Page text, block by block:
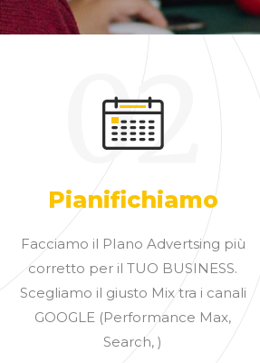
Pianifichiamo
02
Facciamo il PIano Advertsing più
corretto per il TUO BUSINESS.
Scegliamo il giusto Mix tra i canali
GOOGLE (Performance Max,
Search, )